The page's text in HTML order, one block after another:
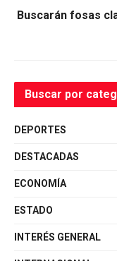
Buscarán fosas
Buscar por
DEPORTES
DESTACADAS
ECONOMÍA
ESTADO
INTERÉS GENERAL